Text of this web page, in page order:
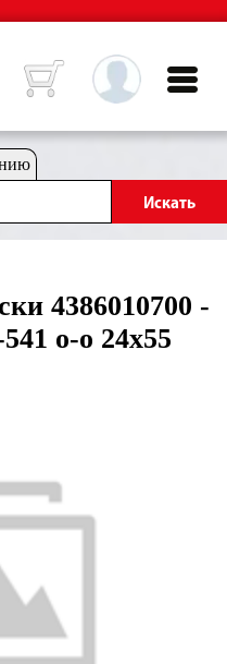
4386010700 -
o-o 24x55